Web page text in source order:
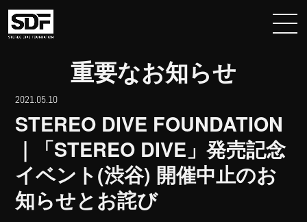
重要なお知らせ
2021.05.10
STEREO DIVE FOUNDATION
｜「STEREO DIVE」発売記念
イベント(渋谷) 開催中止のお
知らせとお詫び